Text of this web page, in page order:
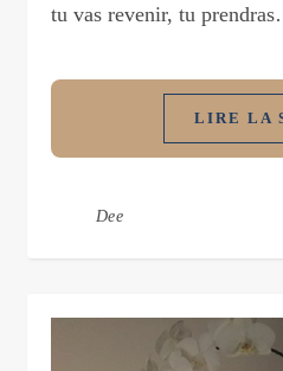
tu vas revenir, tu
LIRE LA
Dee